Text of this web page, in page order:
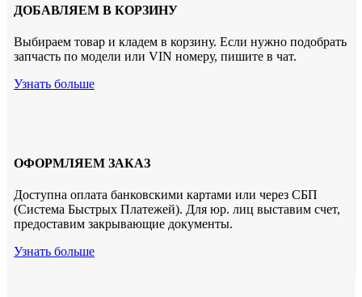
ДОБАВЛЯЕМ В КОРЗИНУ
Выбираем товар и кладем в корзину. Если нужно подобрать
запчасть по модели или VIN номеру, пишите в чат.
Узнать больше
ОФОРМЛЯЕМ ЗАКАЗ
Доступна оплата банковскими картами или через СБП
(Система Быстрых Платежей). Для юр. лиц выставим счет,
предоставим закрывающие документы.
Узнать больше